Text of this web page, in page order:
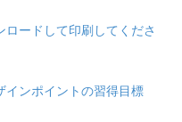
ードして印刷してくださ
インポイントの習得目標